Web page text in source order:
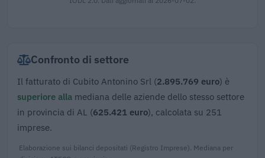
Confronto di settore
Il fatturato di Cubito Antonino Srl (2.895.769 euro) è
superiore alla mediana delle aziende dello stesso settore
in provincia di AL (625.421 euro), calcolata su 251
imprese.
Elaborazione sui bilanci depositati (Registro Imprese). Mediana per